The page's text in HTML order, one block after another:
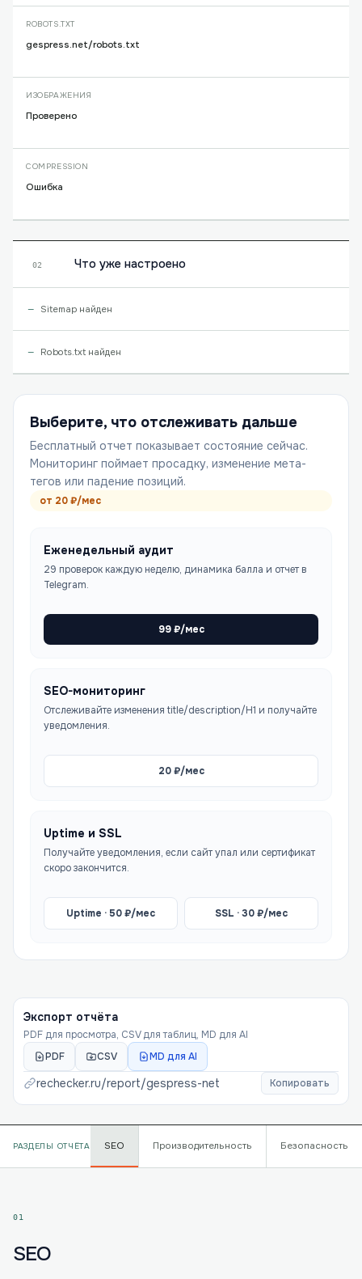
ROBOTS.TXT
gespress.net/robots.txt
ИЗОБРАЖЕНИЯ
Проверено
COMPRESSION
Ошибка
02 Что уже настроено
Sitemap найден
Robots.txt найден
Выберите, что отслеживать дальше
Бесплатный отчет показывает состояние сейчас.
Мониторинг поймает просадку, изменение мета-
тегов или падение позиций.
от 20₽/мес
Еженедельный аудит
29 проверок каждую неделю, динамика балла и отчет в
Telegram.
99₽/мес
SEO-мониторинг
Отслеживайте изменения title/description/H1 и получайте
уведомления.
20₽/мес
Uptime и SSL
Получайте уведомления, если сайт упал или сертификат
скоро закончится.
Uptime ·50₽/мес SSL ·30₽/мес
Экспорт отчёта
PDF для просмотра, CSV для таблиц, MD для AI
PDF
CSV MD для AI
rechecker.ru/report/gespress-net Копировать
РАЗДЕЛЫ ОТЧЁТА SEO Производительность Безопасность
01
SEO